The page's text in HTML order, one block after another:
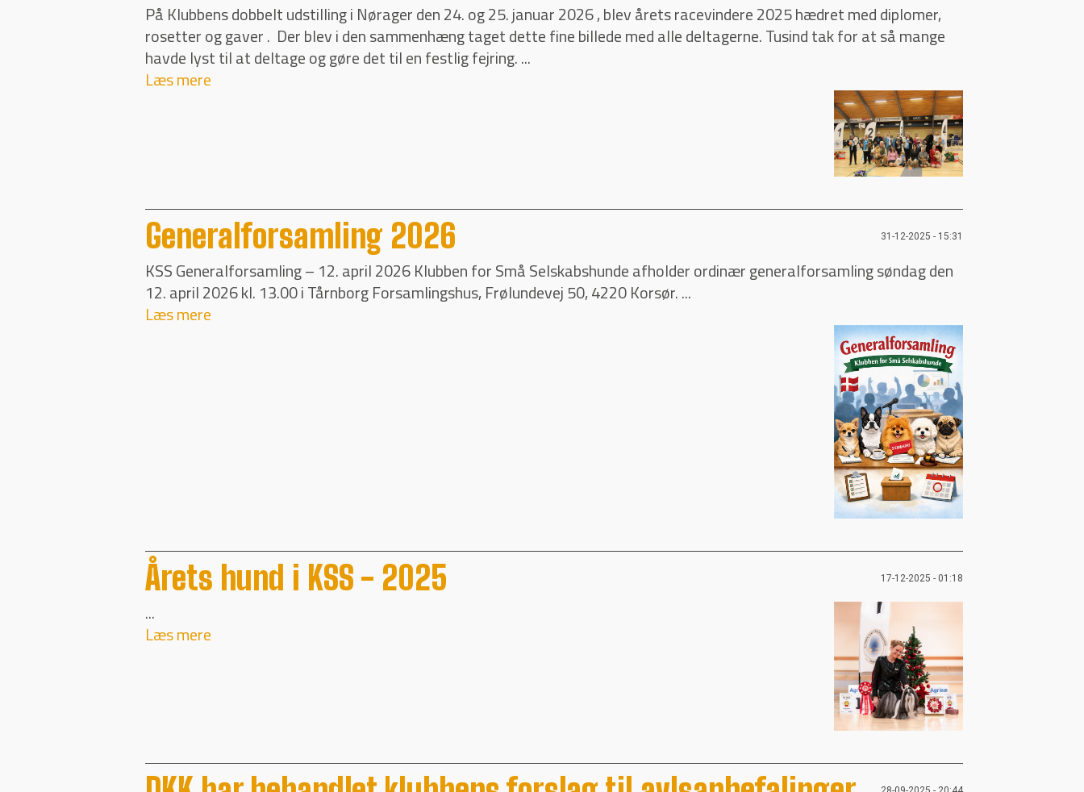
På Klubbens dobbelt udstilling i Nørager den 24. og 25. januar 2026 , blev årets racevindere 2025 hædret med diplomer,
rosetter og gaver . Der blev i den sammenhæng taget dette fine billede med alle deltagerne. Tusind tak for at så mange
havde lyst til at deltage og gøre det til en festlig fejring. ...
Læs mere
Generalforsamling 2026 31-12-2025 - 15:31
KSS Generalforsamling – 12. april 2026 Klubben for Små Selskabshunde afholder ordinær generalforsamling søndag den
12. april 2026 kl. 13.00 i Tårnborg Forsamlingshus, Frølundevej 50, 4220 Korsør. ...
Læs mere
Årets hund i KSS - 2025 17-12-2025 - 01:18
...
Læs mere